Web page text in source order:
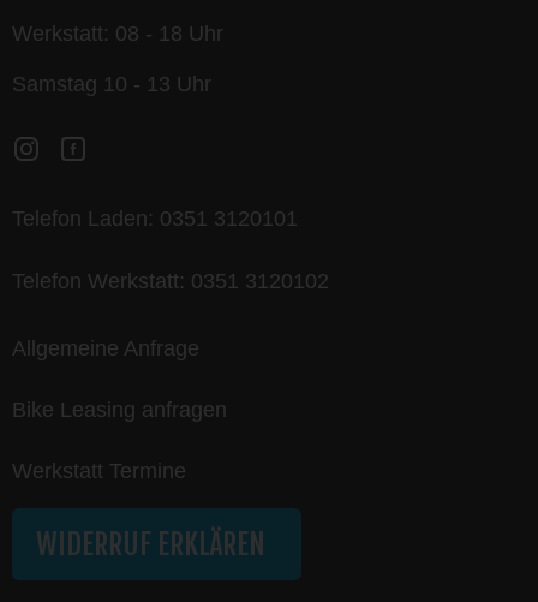
Werkstatt: 08 - 18 Uhr
Samstag 10 - 13 Uhr
Telefon Laden: 0351 3120101
Telefon Werkstatt: 0351 3120102
Allgemeine Anfrage
Bike Leasing anfragen
Werkstatt Termine
WIDERRUF ERKLÄREN